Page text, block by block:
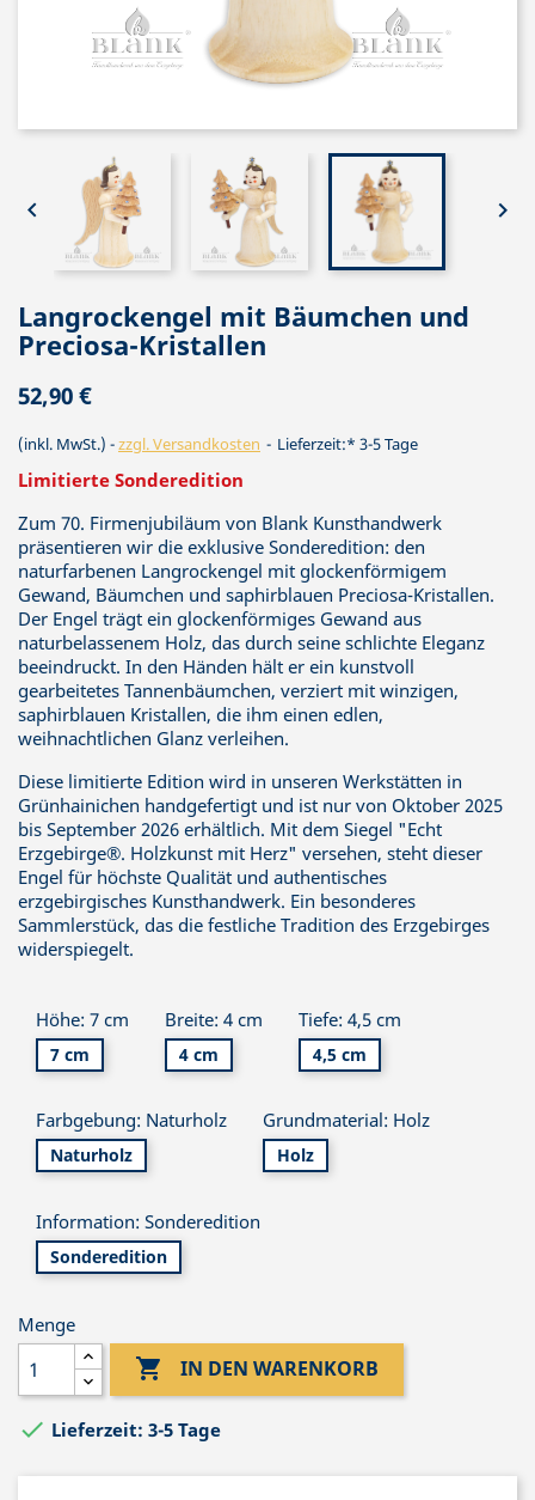
 
Langrockengel mit Bäumchen und
Preciosa-Kristallen
52,90 €
(inkl. MwSt.) zzgl. Versandkosten Lieferzeit:* 3-5 Tage
Limitierte Sonderedition
Zum 70. Firmenjubiläum von Blank Kunsthandwerk
präsentieren wir die exklusive Sonderedition: den
naturfarbenen Langrockengel mit glockenförmigem
Gewand, Bäumchen und saphirblauen Preciosa-Kristallen.
Der Engel trägt ein glockenförmiges Gewand aus
naturbelassenem Holz, das durch seine schlichte Eleganz
beeindruckt. In den Händen hält er ein kunstvoll
gearbeitetes Tannenbäumchen, verziert mit winzigen,
saphirblauen Kristallen, die ihm einen edlen,
weihnachtlichen Glanz verleihen.
Diese limitierte Edition wird in unseren Werkstätten in
Grünhainichen handgefertigt und ist nur von Oktober 2025
bis September 2026 erhältlich. Mit dem Siegel "Echt
Erzgebirge®. Holzkunst mit Herz" versehen, steht dieser
Engel für höchste Qualität und authentisches
erzgebirgisches Kunsthandwerk. Ein besonderes
Sammlerstück, das die festliche Tradition des Erzgebirges
widerspiegelt.
Höhe: 7 cm
7 cm
Breite: 4 cm
4 cm
Tiefe: 4,5 cm
4,5 cm
Farbgebung: Naturholz
Naturholz
Grundmaterial: Holz
Holz
Information: Sonderedition
Sonderedition
Menge
 IN DEN WARENKORB
 Lieferzeit: 3-5 Tage